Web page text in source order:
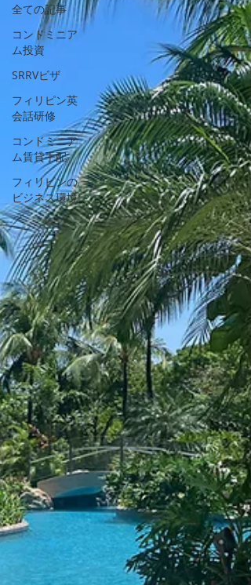
全ての記事
コンドミニア
ム投資
SRRVビザ
フィリピン英
会話研修
コンドミニア
ム賃貸手配
フィリピンの
ビジネス環境